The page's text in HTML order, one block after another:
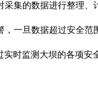
集的数据进行整理
一旦数据超过安全
时监测大坝的各项安